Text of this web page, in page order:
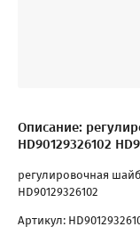
Описание:
HD90129326102
регулировочная
HD90129326102
Артикул: